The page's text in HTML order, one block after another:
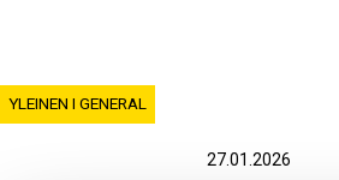
YLEINEN I GENERAL
27.01.2026